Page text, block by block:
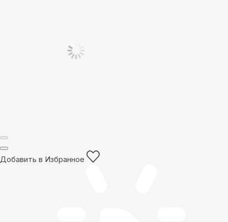
Добавить в Избранное